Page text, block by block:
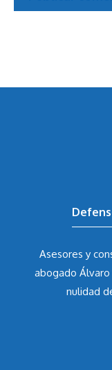
Asesores y
abogado